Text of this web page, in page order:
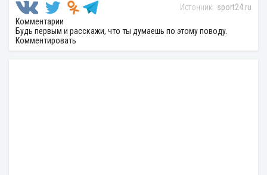
sport24.ru
Комментарии
Будь первым и расскажи, что ты думаешь по этому поводу.
Комментировать